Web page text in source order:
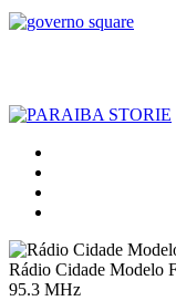
Rádio Cidade Modelo
95.3 MHz